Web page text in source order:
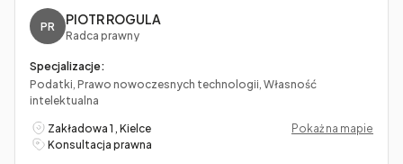
PR PIOTR ROGULA
Radca prawny
Specjalizacje:
Podatki, Prawo nowoczesnych technologii, Własność
intelektualna
Zakładowa 1 , Kielce
Pokaż na mapie
Konsultacja prawna